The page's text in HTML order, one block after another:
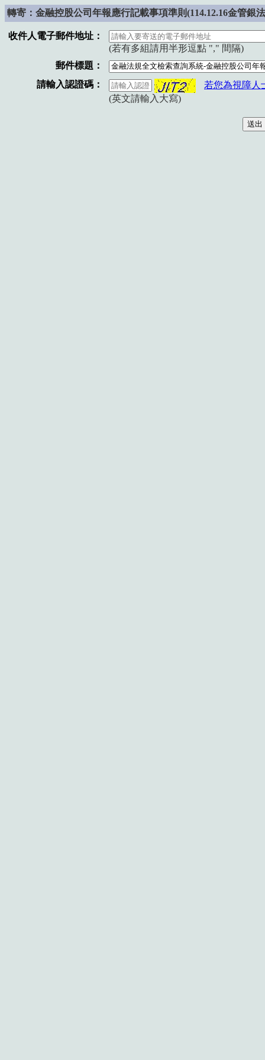
轉寄：金融控股公司年報應行記載事項準則(114.12.16金管銀
收件人電子郵件地址：
(若有多組請用半形逗點 "," 間隔)
郵件標題：
請輸入認證碼：
若您為視障人
(英文請輸入大寫)